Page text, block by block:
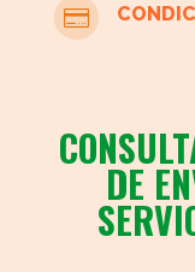

DE